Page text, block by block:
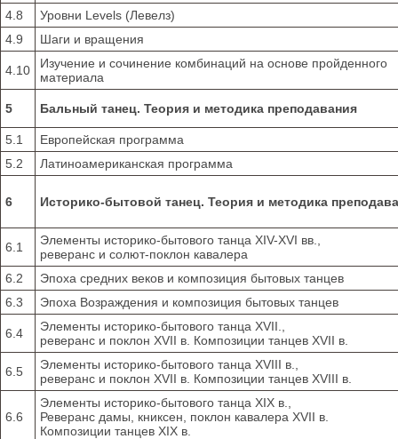
4.8
Уровни Levels (Левелз)
4.9
Шаги и вращения
4.10
Изучение и сочинение комбинаций на основе пройденного
материала
5 Бальный танец. Теория и методика преподавания
5.1
Европейская программа
5.2
Латиноамериканская программа
6 Историко-бытовой танец. Теория и методика
6.1
Элементы историко-бытового танца XIV-XVI вв.,
реверанс и солют-поклон кавалера
6.2
Эпоха средних веков и композиция бытовых танцев
6.3
Эпоха Возраждения и композиция бытовых танцев
6.4
Элементы историко-бытового танца XVII.,
реверанс и поклон XVII в. Композиции танцев XVII в.
6.5
Элементы историко-бытового танца XVIII в.,
реверанс и поклон XVII в. Композиции танцев XVIII в.
6.6
Элементы историко-бытового танца XIX в.,
Реверанс дамы, книксен, поклон кавалера XVII в.
Композиции танцев XIX в.